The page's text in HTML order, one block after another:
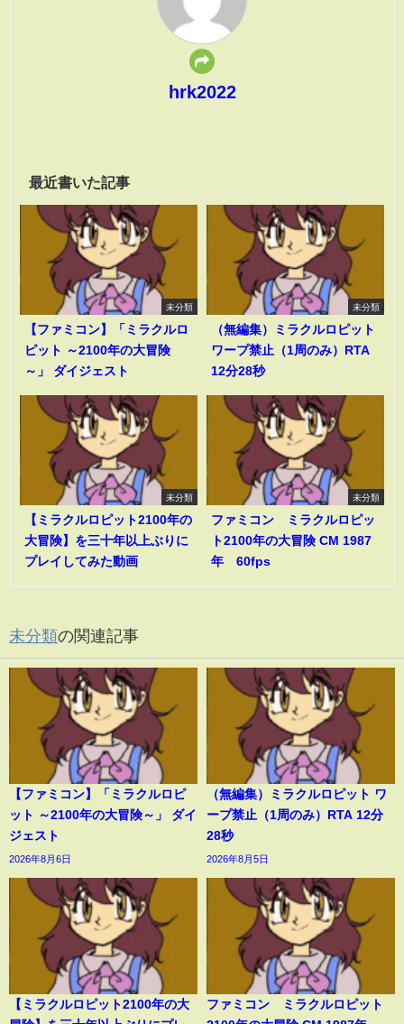
hrk2022
最近書いた記事
未分類
【ファミコン】「ミラクルロ
ピット ～2100年の大冒険
～」 ダイジェスト
未分類
（無編集）ミラクルロピット
ワープ禁止（1周のみ）RTA
12分28秒
未分類
【ミラクルロピット2100年の
大冒険】を三十年以上ぶりに
プレイしてみた動画
未分類
ファミコン ミラクルロピッ
ト2100年の大冒険 CM 1987
年 60fps
未分類の関連記事
【ファミコン】「ミラクルロピ
ット ～2100年の大冒険～」 ダイ
ジェスト
2026年8月6日
（無編集）ミラクルロピット ワ
ープ禁止（1周のみ）RTA 12分
28秒
2026年8月5日
【ミラクルロピット2100年の大
ファミコン ミラクルロピット